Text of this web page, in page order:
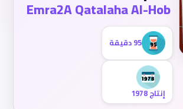
Emra2A Qatalaha Al-Hob
95 دقيقة
إنتاج 1978